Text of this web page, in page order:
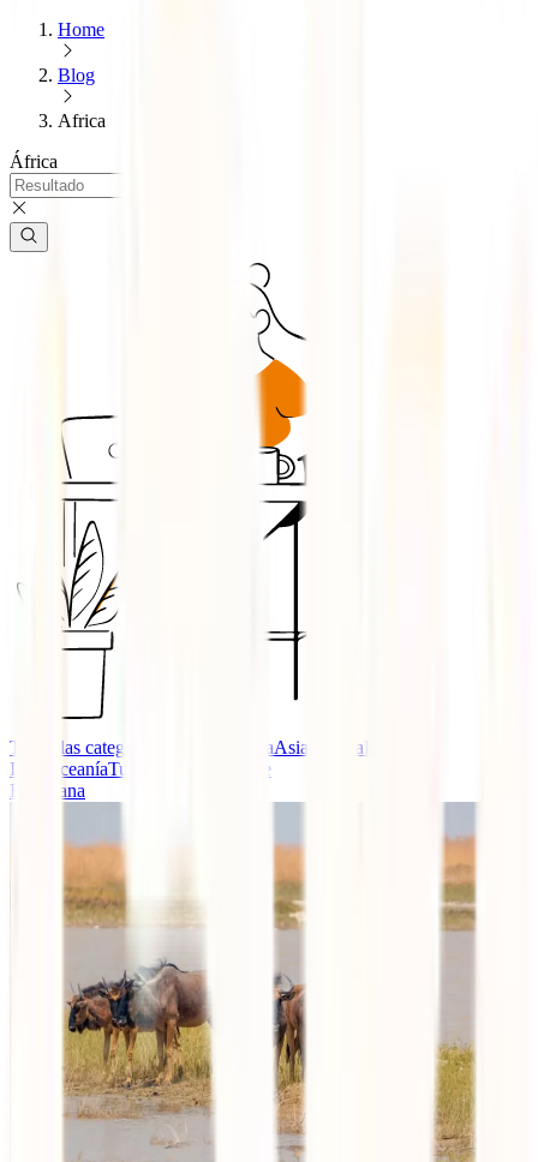
Home
Blog
Africa
África
Todas las categorías AméricaAsia Europa
IATI
OceaníaTurismo Responsable
Botswana